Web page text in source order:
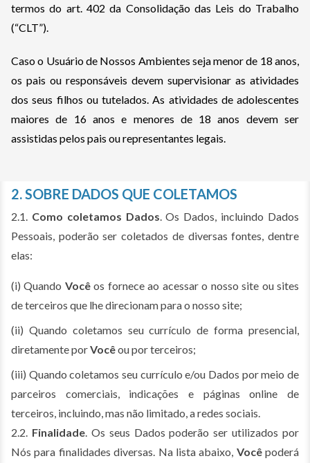
termos do art. 402 da Consolidação das Leis do Trabalho
(“CLT”).
Caso o Usuário de Nossos Ambientes seja menor de 18 anos,
os pais ou responsáveis devem supervisionar as atividades
dos seus filhos ou tutelados. As atividades de adolescentes
maiores de 16 anos e menores de 18 anos devem ser
assistidas pelos pais ou representantes legais.
2. SOBRE DADOS QUE COLETAMOS
2.1. Como coletamos Dados. Os Dados, incluindo Dados
Pessoais, poderão ser coletados de diversas fontes, dentre
elas:
(i) Quando Vocêos fornece ao acessar o nosso site ou sites
de terceiros que lhe direcionam para o nosso site;
(ii) Quando coletamos seu currículo de forma presencial,
diretamente porVocêou por terceiros;
(iii) Quando coletamos seu currículo e/ou Dados por meio de
parceiros comerciais, indicações e páginas online de
terceiros, incluindo, mas não limitado, a redes sociais.
2.2. Finalidade. Os seus Dados poderão ser utilizados por
Nós para finalidades diversas. Na lista abaixo, Vocêpoderá